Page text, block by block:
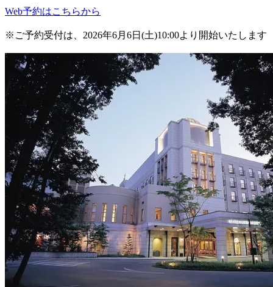
Web予約はこちらから
※ご予約受付は、2026年6月6日(土)10:00より開始いたします